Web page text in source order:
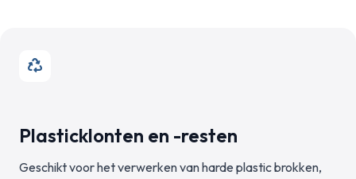
Plasticklonten en -resten
Geschikt voor het verwerken van harde plastic brokken,